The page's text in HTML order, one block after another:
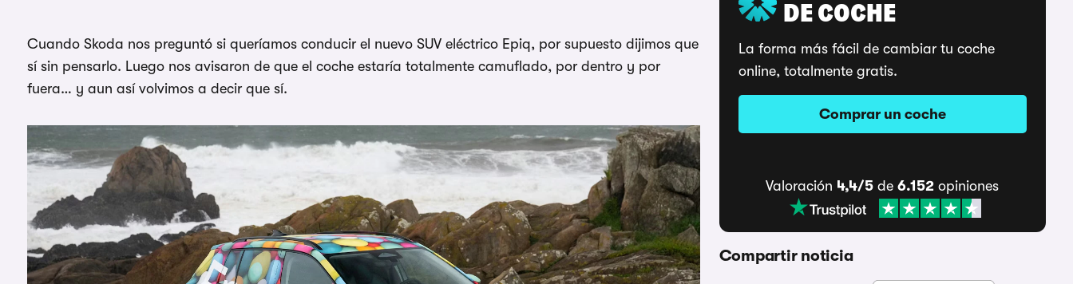
Cuando Skoda nos preguntó si queríamos conducir el nuevo SUV eléctrico Epiq, por supuesto dijimos que
sí sin pensarlo. Luego nos avisaron de que el coche estaría totalmente camuflado, por dentro y por
fuera… y aun así volvimos a decir que sí.
DE COCHE
La forma más fácil de cambiar tu coche
online, totalmente gratis.
Comprar un coche
Valoración 4,4/5 de6.152 opiniones
Compartir noticia